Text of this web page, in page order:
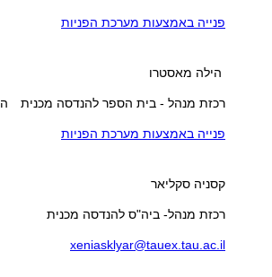
פנייה באמצעות מערכת הפניות
רכזת מנהל - בית הספר להנדסה מכנית
פנייה באמצעות מערכת הפניות
קסניה סקליאר
רכזת מנהל- ביה"ס להנדסה מכנית
xeniasklyar@tauex.tau.ac.il